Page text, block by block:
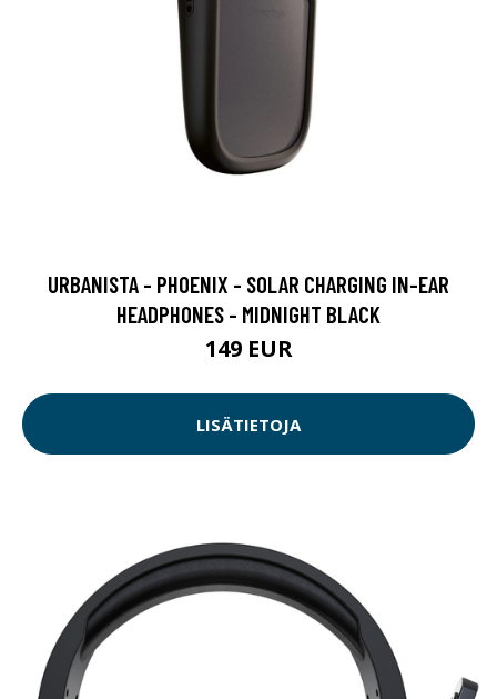
URBANISTA - PHOENIX - SOLAR CHARGING IN-EAR
HEADPHONES - MIDNIGHT BLACK
149 EUR
LISÄTIETOJA